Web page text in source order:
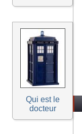
Qui est le
docteur